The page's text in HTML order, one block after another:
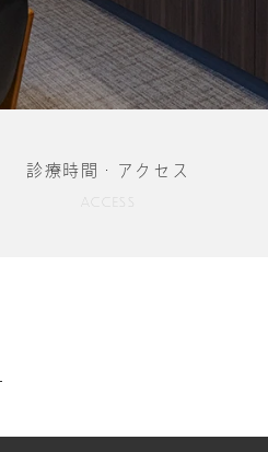
診療時間・アクセス